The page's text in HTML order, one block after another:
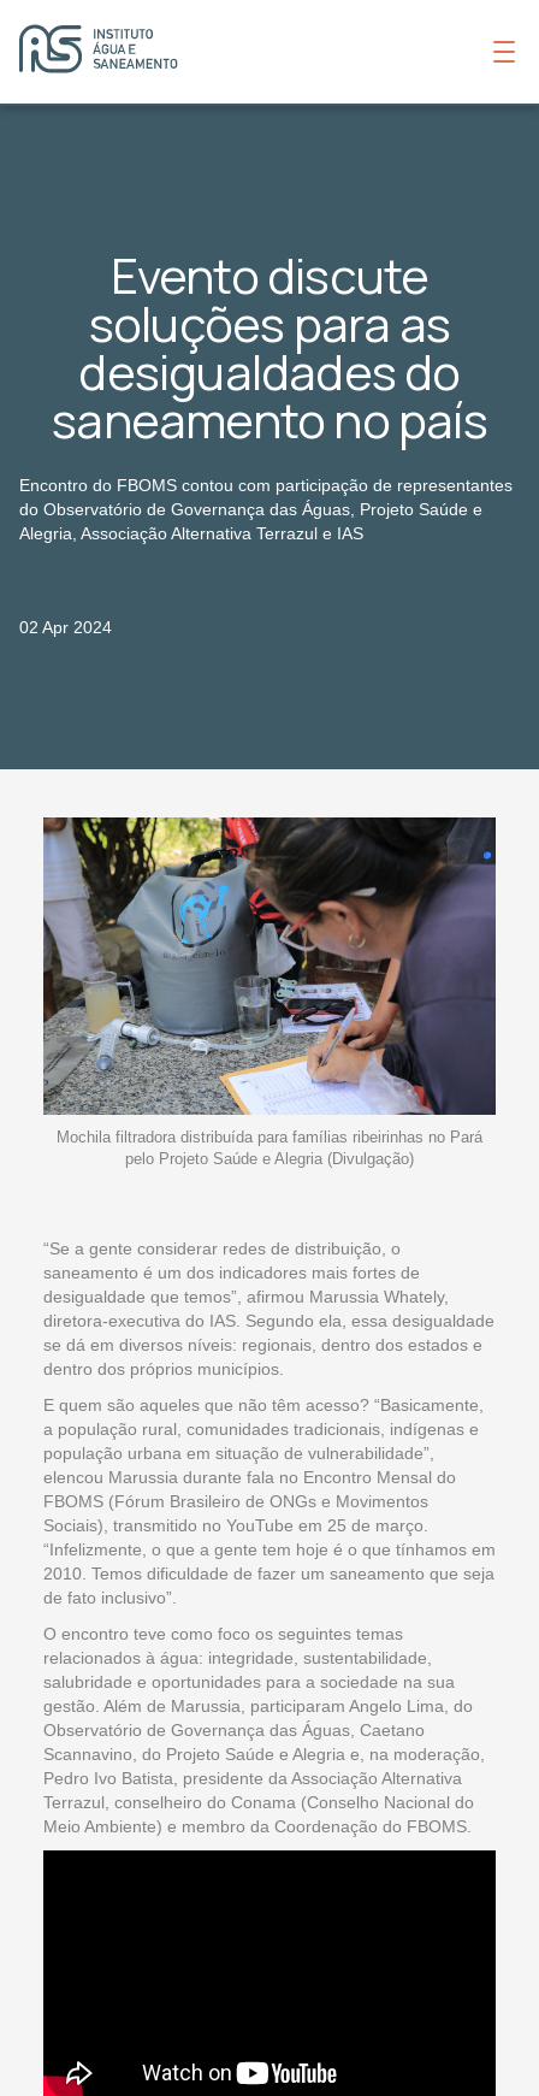
Evento discute
soluções para as
desigualdades do
saneamento no país
Encontro do FBOMS contou com participação de representantes
do Observatório de Governança das Águas, Projeto Saúde e
Alegria, Associação Alternativa Terrazul e IAS
02 Apr 2024
Mochila filtradora distribuída para famílias ribeirinhas no Pará
pelo Projeto Saúde e Alegria (Divulgação)
“Se a gente considerar redes de distribuição, o
saneamento é um dos indicadores mais fortes de
desigualdade que temos”, afirmou Marussia Whately,
diretora-executiva do IAS. Segundo ela, essa desigualdade
se dá em diversos níveis: regionais, dentro dos estados e
dentro dos próprios municípios.
E quem são aqueles que não têm acesso? “Basicamente,
a população rural, comunidades tradicionais, indígenas e
população urbana em situação de vulnerabilidade”,
elencou Marussia durante fala no Encontro Mensal do
FBOMS (Fórum Brasileiro de ONGs e Movimentos
Sociais), transmitido no YouTube em 25 de março.
“Infelizmente, o que a gente tem hoje é o que tínhamos em
2010. Temos dificuldade de fazer um saneamento que seja
de fato inclusivo”.
O encontro teve como foco os seguintes temas
relacionados à água: integridade, sustentabilidade,
salubridade e oportunidades para a sociedade na sua
gestão. Além de Marussia, participaram Angelo Lima, do
Observatório de Governança das Águas, Caetano
Scannavino, do Projeto Saúde e Alegria e, na moderação,
Pedro Ivo Batista, presidente da Associação Alternativa
Terrazul, conselheiro do Conama (Conselho Nacional do
Meio Ambiente) e membro da Coordenação do FBOMS.